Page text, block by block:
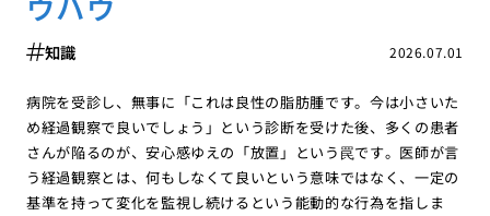
2026.07.01
知識
病院を受診し、無事に「これは良性の脂肪腫です。今は小さいた
め経過観察で良いでしょう」という診断を受けた後、多くの患者
さんが陥るのが、安心感ゆえの「放置」という罠です。医師が言
う経過観察とは、何もしなくて良いという意味ではなく、一定の
基準を持って変化を監視し続けるという能動的な行為を指しま